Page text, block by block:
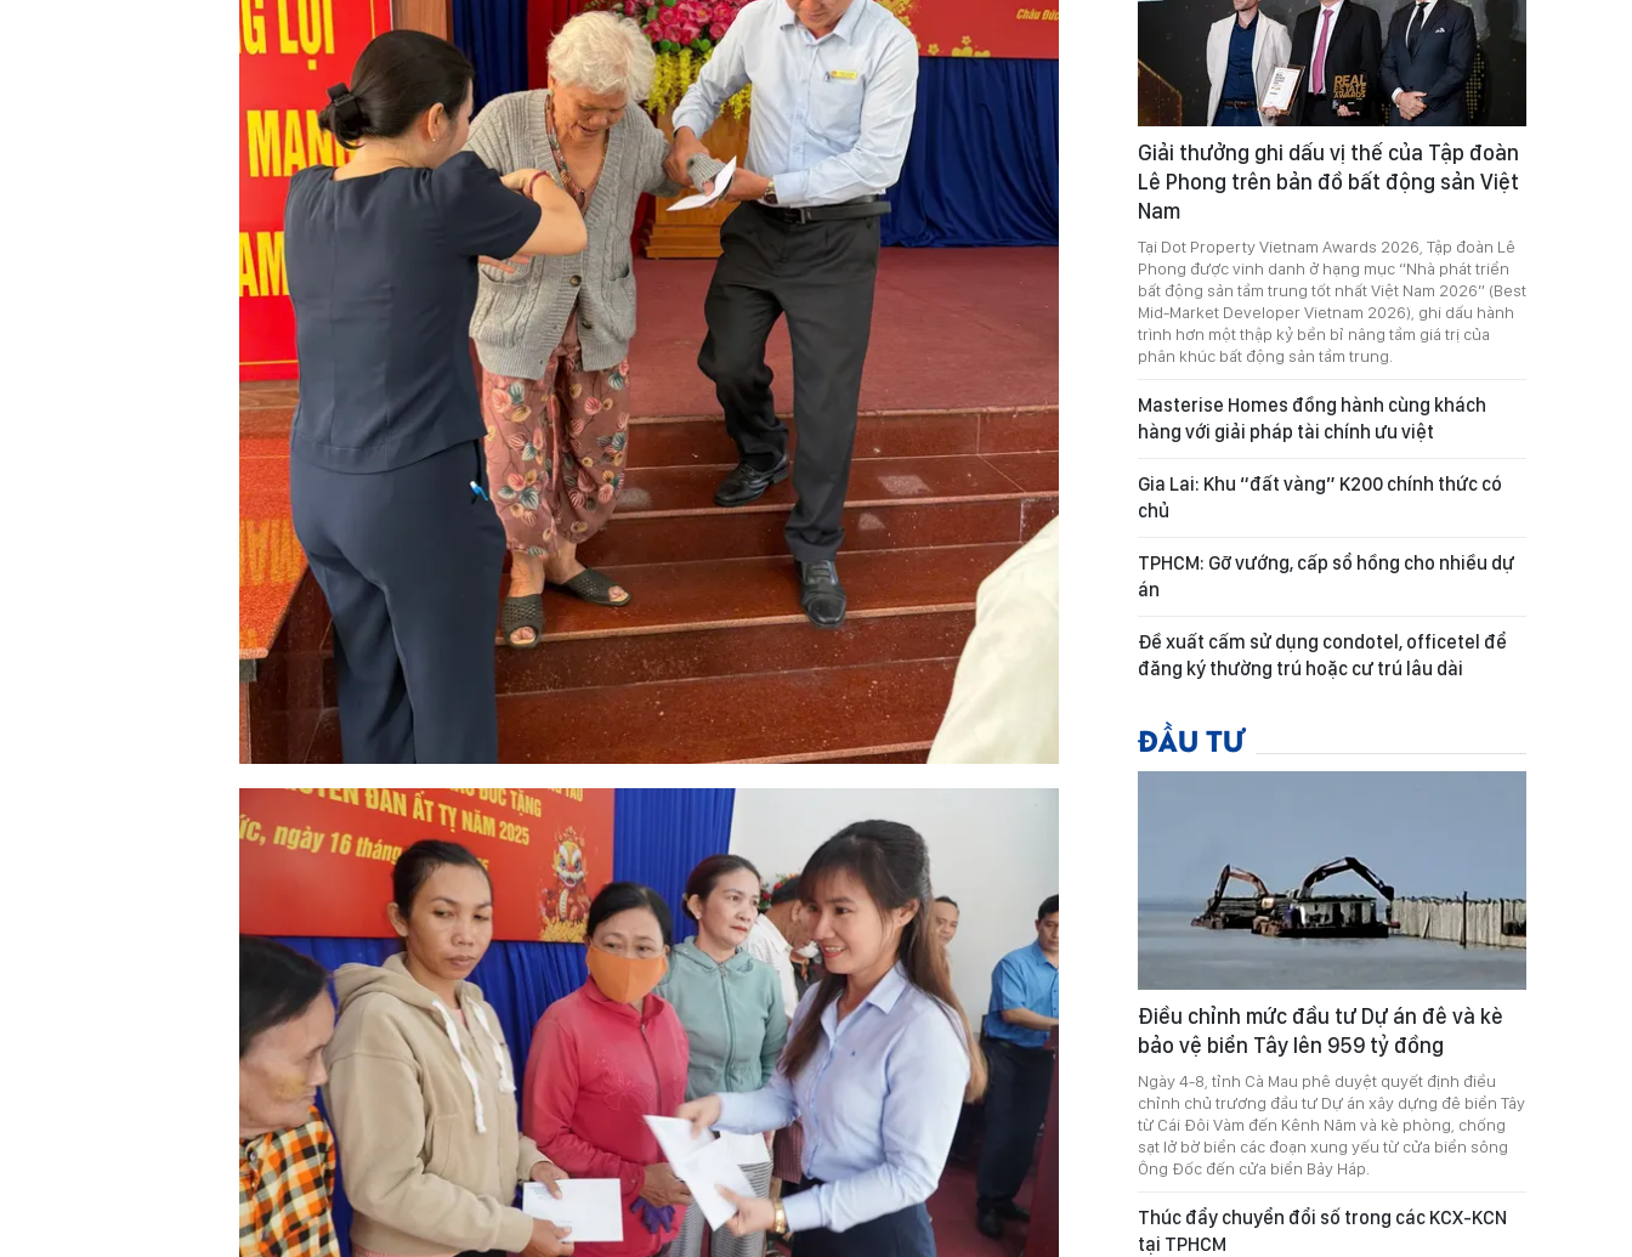
Giải thưởng ghi dấu vị thế của Tập đoàn
Lê Phong trên bản đồ bất động sản Việt
Nam
Tại Dot Property Vietnam Awards 2026, Tập đoàn Lê
Phong được vinh danh ở hạng mục “Nhà phát triển
bất động sản tầm trung tốt nhất Việt Nam 2026” (Best
Mid-Market Developer Vietnam 2026), ghi dấu hành
trình hơn một thập kỷ bền bỉ nâng tầm giá trị của
phân khúc bất động sản tầm trung.
Masterise Homes đồng hành cùng khách
hàng với giải pháp tài chính ưu việt
Gia Lai: Khu “đất vàng” K200 chính thức có
chủ
TPHCM: Gỡ vướng, cấp sổ hồng cho nhiều dự
án
Đề xuất cấm sử dụng condotel, officetel để
đăng ký thường trú hoặc cư trú lâu dài
ĐẦU TƯ
Điều chỉnh mức đầu tư Dự án đê và kè
bảo vệ biển Tây lên 959 tỷ đồng
Ngày 4-8, tỉnh Cà Mau phê duyệt quyết định điều
chỉnh chủ trương đầu tư Dự án xây dựng đê biển Tây
từ Cái Đôi Vàm đến Kênh Năm và kè phòng, chống
sạt lở bờ biển các đoạn xung yếu từ cửa biển sông
Ông Đốc đến cửa biển Bảy Háp.
Thúc đẩy chuyển đổi số trong các KCX-KCN
tại TPHCM